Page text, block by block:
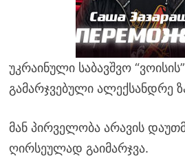
უკრაინული საბავშვო
გამარჯვებული ალექსანდრე
მან პირველობა არავის
ღირსეულად გაიმარჯვა.